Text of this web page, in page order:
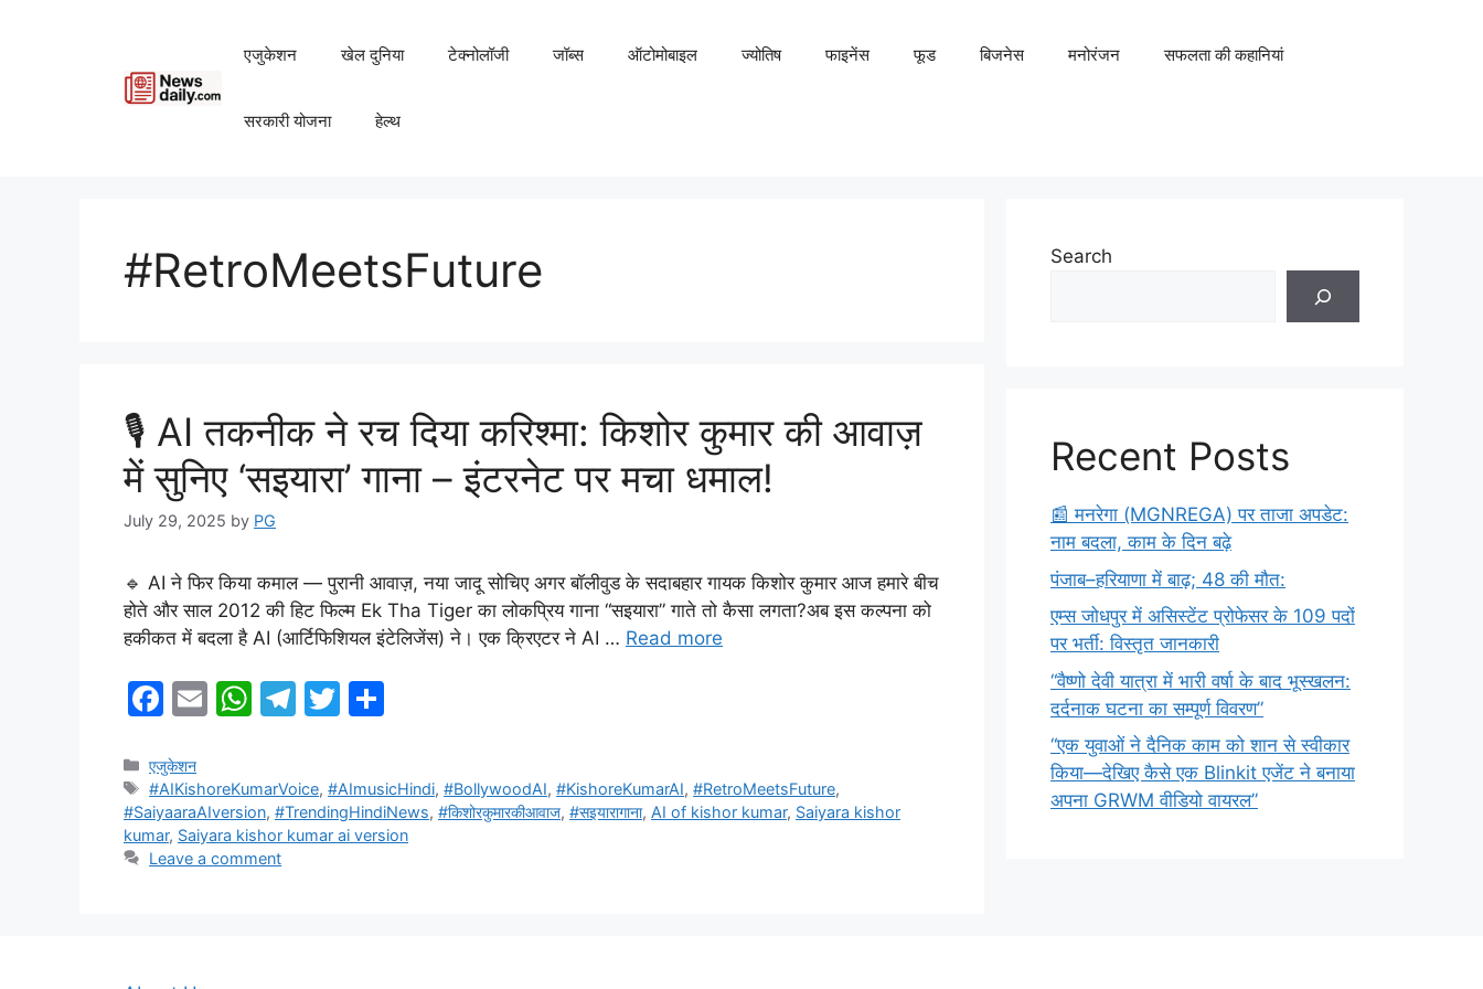
एजुकेशन खेल दुनिया टेक्नोलॉजी जॉब्स ऑटोमोबाइल ज्योतिष फाइनेंस फूड बिजनेस मनोरंजन सफलता की कहानियां
सरकारी योजना हेल्थ
#RetroMeetsFuture
🎙️ AI तकनीक ने रच दिया करिश्मा: किशोर कुमार की आवाज़
में सुनिए ‘सइयारा’ गाना – इंटरनेट पर मचा धमाल!
July 29, 2025 by PG
🔹 AI ने फिर किया कमाल — पुरानी आवाज़, नया जादू सोचिए अगर बॉलीवुड के सदाबहार गायक किशोर कुमार आज हमारे बीच
होते और साल 2012 की हिट फिल्म Ek Tha Tiger का लोकप्रिय गाना “सइयारा” गाते तो कैसा लगता?अब इस कल्पना को
हकीकत में बदला है AI (आर्टिफिशियल इंटेलिजेंस) ने। एक क्रिएटर ने AI … Read more
F
c
e
b
o
E
l
W
s
A
p
T
gr
a
T
er e
Categories
एजुकेशन
Tags
#AIKishoreKumarVoice,#AImusicHindi,#BollywoodAI,#KishoreKumarAI,#RetroMeetsFuture,
#SaiyaaraAIversion, #TrendingHindiNews, #किशोरकुमारकीआवाज, #सइयारागाना, AI of kishor kumar, Saiyara kishor
kumar, Saiyara kishor kumar ai version
Leave a comment
Search
Recent Posts
​📰 मनरेगा (MGNREGA) पर ताजा अपडेट:
नाम बदला, काम के दिन बढ़े
पंजाब–हरियाणा में बाढ़; 48 की मौत:
एम्स जोधपुर में असिस्टेंट प्रोफेसर के 109 पदों
पर भर्ती: विस्तृत जानकारी
“वैष्णो देवी यात्रा में भारी वर्षा के बाद भूस्खलन:
दर्दनाक घटना का सम्पूर्ण विवरण”
“एक युवाओं ने दैनिक काम को शान से स्वीकार
किया—देखिए कैसे एक Blinkit एजेंट ने बनाया
अपना GRWM वीडियो वायरल”